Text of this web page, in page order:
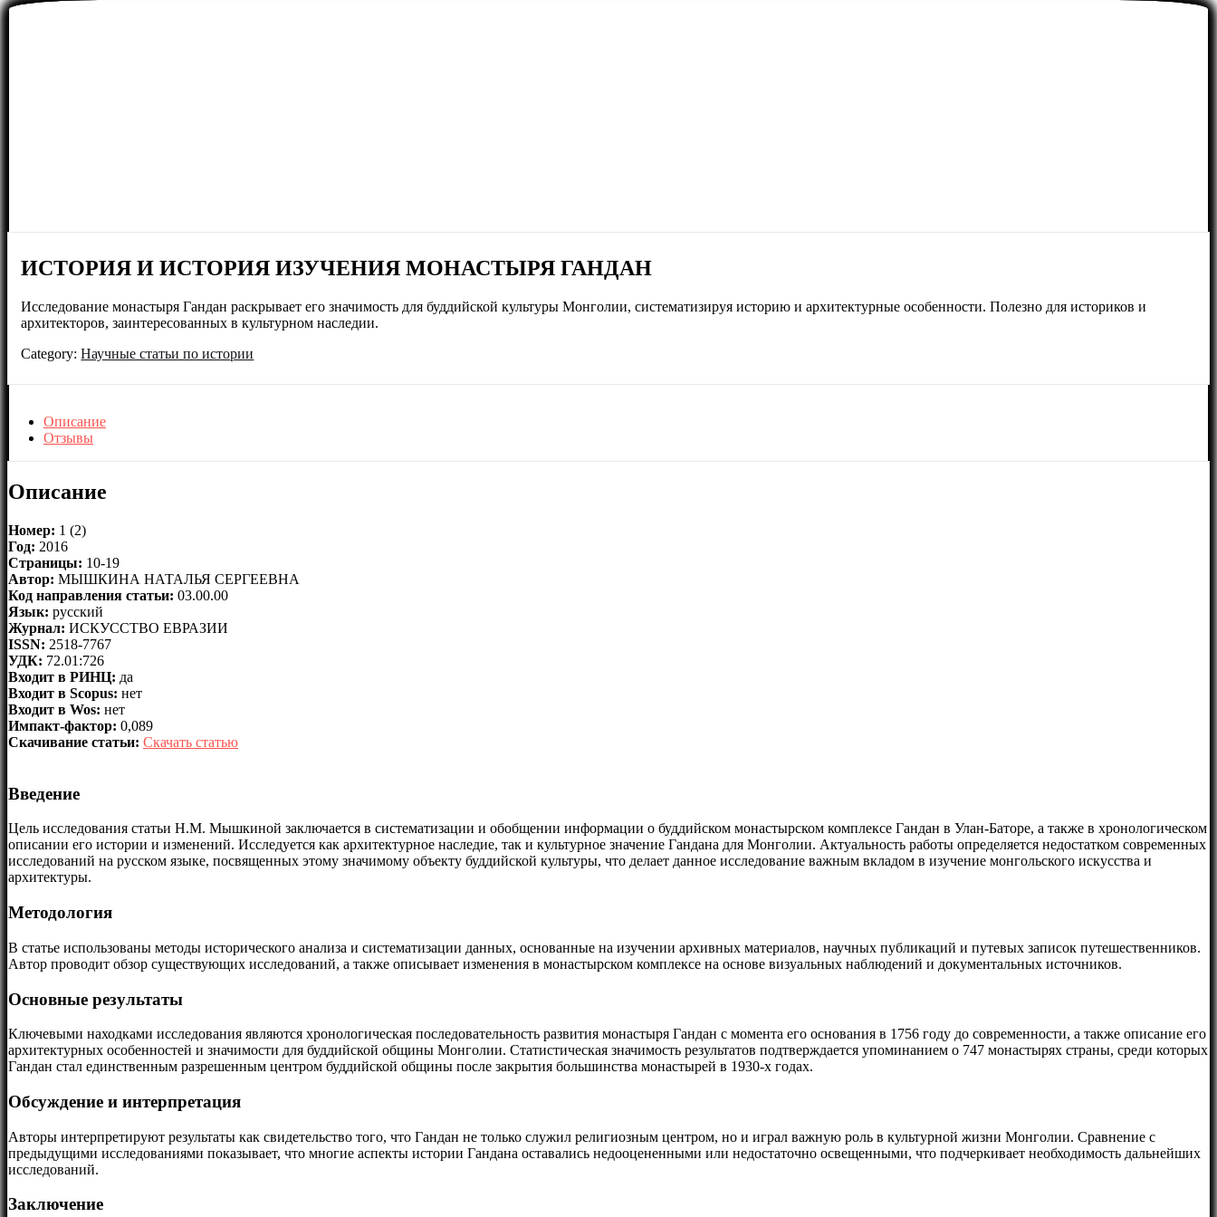
ИСТОРИЯ И ИСТОРИЯ ИЗУЧЕНИЯ МОНАСТЫРЯ ГАНДАН
Исследование монастыря Гандан раскрывает его значимость для буддийской культуры Монголии, систематизируя историю и архитектурные особенности. Полезно для историков и
архитекторов, заинтересованных в культурном наследии.
Category:Научные статьи по истории
Описание
Отзывы
Описание
Номер: 1 (2)
Год: 2016
Страницы: 10-19
Автор: МЫШКИНА НАТАЛЬЯ СЕРГЕЕВНА
Код направления статьи: 03.00.00
Язык: русский
Журнал: ИСКУССТВО ЕВРАЗИИ
ISSN: 2518-7767
УДК: 72.01:726
Входит в РИНЦ: да
Входит в Scopus: нет
Входит в Wos: нет
Импакт-фактор: 0,089
Скачивание статьи: Скачать статью
Введение
Цель исследования статьи Н.М. Мышкиной заключается в систематизации и обобщении информации о буддийском монастырском комплексе Гандан в Улан-Баторе, а также в хронологическом
описании его истории и изменений. Исследуется как архитектурное наследие, так и культурное значение Гандана для Монголии. Актуальность работы определяется недостатком современных
исследований на русском языке, посвященных этому значимому объекту буддийской культуры, что делает данное исследование важным вкладом в изучение монгольского искусства и
архитектуры.
Методология
В статье использованы методы исторического анализа и систематизации данных, основанные на изучении архивных материалов, научных публикаций и путевых записок путешественников.
Автор проводит обзор существующих исследований, а также описывает изменения в монастырском комплексе на основе визуальных наблюдений и документальных источников.
Основные результаты
Ключевыми находками исследования являются хронологическая последовательность развития монастыря Гандан с момента его основания в 1756 году до современности, а также описание его
архитектурных особенностей и значимости для буддийской общины Монголии. Статистическая значимость результатов подтверждается упоминанием о 747 монастырях страны, среди которых
Гандан стал единственным разрешенным центром буддийской общины после закрытия большинства монастырей в 1930-х годах.
Обсуждение и интерпретация
Авторы интерпретируют результаты как свидетельство того, что Гандан не только служил религиозным центром, но и играл важную роль в культурной жизни Монголии. Сравнение с
предыдущими исследованиями показывает, что многие аспекты истории Гандана оставались недооцененными или недостаточно освещенными, что подчеркивает необходимость дальнейших
исследований.
Заключение